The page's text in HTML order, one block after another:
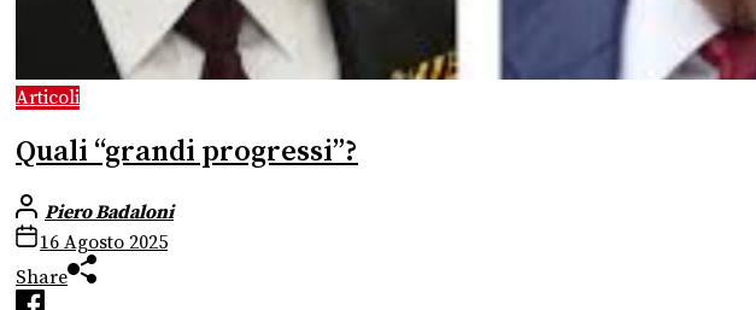
Articoli
Quali “grandi progressi”?
Piero Badaloni
16 Agosto 2025
Share